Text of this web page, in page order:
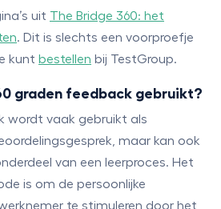
uit The Bridge 360: het
. Dit is slechts een voorproefje
kunt bestellen bij TestGroup.
graden feedback gebruikt?
wordt vaak gebruikt als
maar kan ook
van een leerproces. Het
is om de persoonlijke
te stimuleren door het